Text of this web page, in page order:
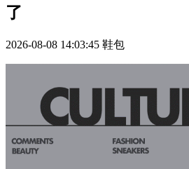
了
2026-08-08 14:03:45 鞋包